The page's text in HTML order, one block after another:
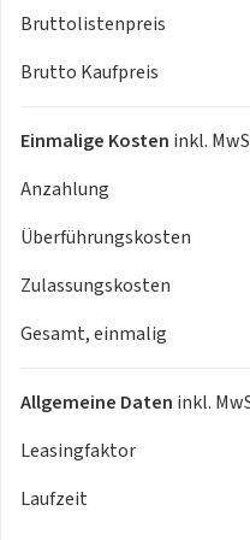
- Polsterung schwarz
- Lenkrad höhen- und
- Sonnenblende vorn mit
- Farbiges LCD-
Sicherheitsausstattung:
mit Frontalaufprall- u.
- Müdigkeitserkennung
- Spurhaltewarnsystem mit
Spurhaltefunktion
Warnung bei
Bruttolistenpreis
Brutto Kaufpreis
Einmalige Kosten inkl.
Anzahlung
Überführungskosten
Zulassungskosten
Gesamt, einmalig
Allgemeine Daten inkl.
Leasingfaktor
Laufzeit